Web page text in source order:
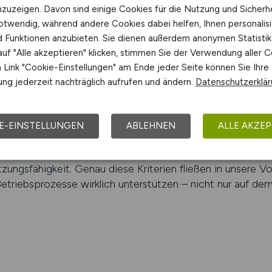
ist nicht nur eine Frage der Sichtbarkeit, sondern vor
Plattform mit einem technisch orientierten
in der Betriebsorganisation, Prozesssteuerung
Positionsoptimierung und
ITSTEPS berät Sie darüber hinaus aktiv:
und unterstützen bei der Optimierung Ihrer
Bewerberdaten. Ziel ist nicht die Masse an
Umfeld entscheidet nicht nur die Fachlichkeit, sondern
Genau diese Kriterien fließen in unsere
wirklich unterstützen – nicht nur auf
Davon sind einige Cookies für die Nutzung und
während andere Cookies dabei helfen, Ihnen
Funktionen anzubieten. Sie dienen außerdem anonymen
"Alle akzeptieren" klicken, stimmen Sie der Verwendung aller
"Cookie-Einstellungen" am Ende jeder Seite können Sie Ihre
jederzeit nachträglich aufrufen und ändern.
EINSTELLUNGEN ABLEHNEN ALLE